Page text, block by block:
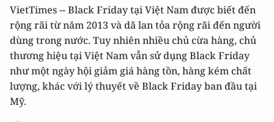
VietTimes -- Black Friday tại Việt Nam được biết đến
rộng rãi từ năm 2013 và dã lan tỏa rộng rãi đến người
dùng trong nước. Tuy nhiên nhiều chủ cừa hàng, chủ
thương hiệu tại Việt Nam vẫn sử dụng Black Friday
như một ngày hội giảm giá hàng tồn, hàng kém chất
lượng, khác với lý thuyết về Black Friday ban đầu tại
Mỹ.